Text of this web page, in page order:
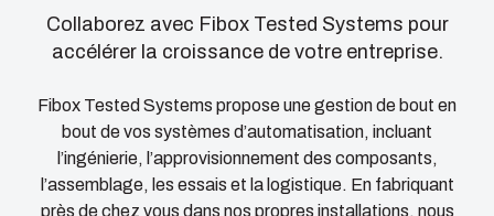
Collaborez avec Fibox Tested Systems pour
accélérer la croissance de votre entreprise.
Fibox Tested Systems propose une gestion de bout en
bout de vos systèmes d’automatisation, incluant
l’ingénierie, l’approvisionnement des composants,
l’assemblage, les essais et la logistique. En fabriquant
près de chez vous dans nos propres installations, nous